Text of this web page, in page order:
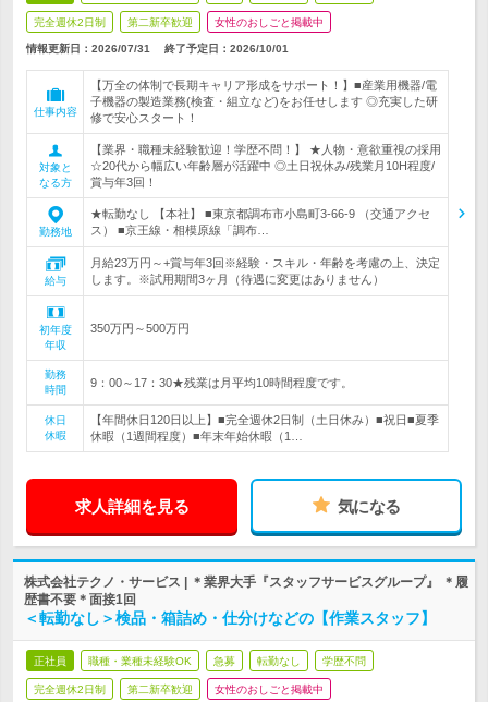
完全週休2日制 第二新卒歓迎 女性のおしごと掲載中
情報更新日：2026/07/31 終了予定日： 2026/10/01
仕事内容
【万全の体制で長期キャリア形成をサポート！】■産業用機器/電
子機器の製造業務(検査・組立など)をお任せします ◎充実した研
修で安心スタート！
対象と
なる方
【業界・職種未経験歓迎！学歴不問！】 ★人物・意欲重視の採用
☆20代から幅広い年齢層が活躍中 ◎土日祝休み/残業月10H程度/
賞与年3回！
勤務地
★転勤なし 【本社】 ■東京都調布市小島町3-66-9 （交通アクセ
ス） ■京王線・相模原線「調布…
給与
月給23万円～+賞与年3回※経験・スキル・年齢を考慮の上、決定
します。※試用期間3ヶ月（待遇に変更はありません）
初年度
年収
350万円～500万円
勤務
時間
9：00～17：30★残業は月平均10時間程度です。
休日
休暇
【年間休日120日以上】■完全週休2日制（土日休み）■祝日■夏季
休暇（1週間程度）■年末年始休暇（1…
求人詳細を見る 気になる
株式会社テクノ・サービス | ＊業界大手『スタッフサービスグループ』 ＊履
歴書不要＊面接1回
＜転勤なし＞検品・箱詰め・仕分けなどの【作業スタッフ】
正社員 職種・業種未経験OK 急募 転勤なし 学歴不問
完全週休2日制 第二新卒歓迎 女性のおしごと掲載中